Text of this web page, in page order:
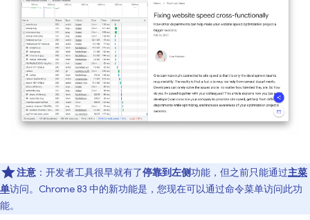
注意 ：开发者工具很早就有了停靠到左侧功能，但之前只能通过主菜
单访问。Chrome 83 中的新功能是，您现在可以通过命令菜单访问此功
能。